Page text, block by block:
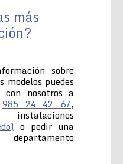
más
sobre
modelos puedes
con nosotros a
985 24 42 67,
o pedir una